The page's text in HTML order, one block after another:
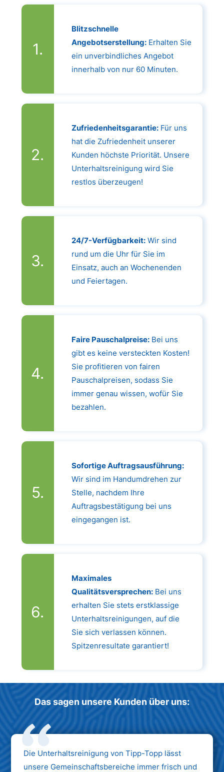
Blitzschnelle
Angebotserstellung:Erhalten Sie
ein unverbindliches Angebot
innerhalb von nur 60 Minuten.
Zufriedenheitsgarantie:Für uns
hat die Zufriedenheit unserer
Kunden höchste Priorität. Unsere
Unterhaltsreinigung wird Sie
restlos überzeugen!
24/7-Verfügbarkeit:Wir sind
rund um die Uhr für Sie im
Einsatz, auch an Wochenenden
und Feiertagen.
Faire Pauschalpreise:Bei uns
gibt es keine versteckten Kosten!
Sie profitieren von fairen
Pauschalpreisen, sodass Sie
immer genau wissen, wofür Sie
bezahlen.
Sofortige Auftragsausführung:
Wir sind im Handumdrehen zur
Stelle, nachdem Ihre
Auftragsbestätigung bei uns
eingegangen ist.
Maximales
Qualitätsversprechen:Bei uns
erhalten Sie stets erstklassige
Unterhaltsreinigungen, auf die
Sie sich verlassen können.
Spitzenresultate garantiert!
Das sagen unsere Kunden über uns:
Die Unterhaltsreinigung von Tipp-Topp lässt
unsere Gemeinschaftsbereiche immer frisch und